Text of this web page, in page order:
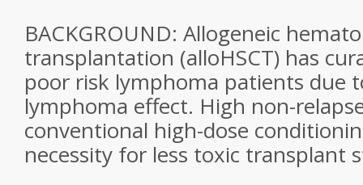
BACKGROUND: Allogeneic
transplantation (alloHSCT) has
poor risk lymphoma patients due
lymphoma effect. High non-
conventional high-dose
necessity for less toxic transplant